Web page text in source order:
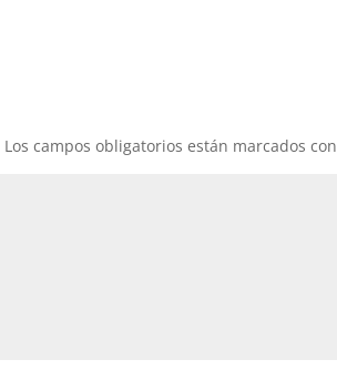
Los campos obligatorios están marcados con